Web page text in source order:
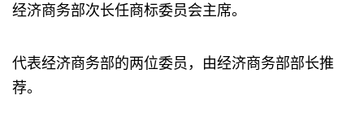
经济商务部次长任商标委员会主席。
代表经济商务部的两位委员，由经济商务部部长推
荐。